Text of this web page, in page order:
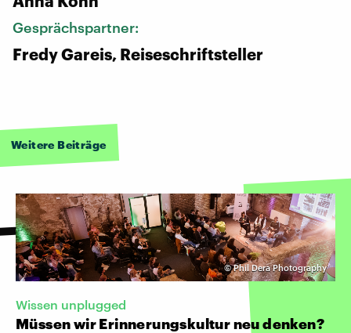
Gesprächspartner:
Fredy Gareis, Reiseschriftsteller
Weitere Beiträge
©Phil Dera Photography
Wissen unplugged
Müssen wir Erinnerungskultur neu denken?